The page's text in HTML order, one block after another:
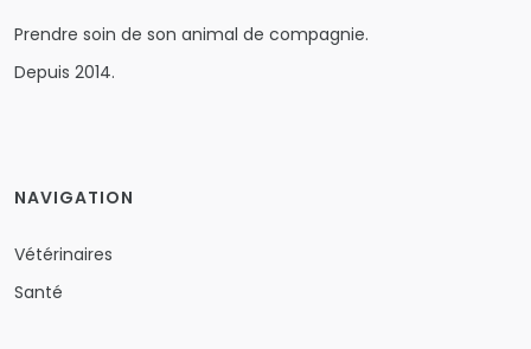
Prendre soin de son animal de compagnie.
Depuis 2014.
NAVIGATION
Vétérinaires
Santé